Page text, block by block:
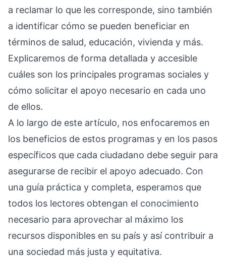
a reclamar lo que les corresponde, sino también
a identificar cómo se pueden beneficiar en
términos de salud, educación, vivienda y más.
Explicaremos de forma detallada y accesible
cuáles son los principales programas sociales y
cómo solicitar el apoyo necesario en cada uno
de ellos.
A lo largo de este artículo, nos enfocaremos en
los beneficios de estos programas y en los pasos
específicos que cada ciudadano debe seguir para
asegurarse de recibir el apoyo adecuado. Con
una guía práctica y completa, esperamos que
todos los lectores obtengan el conocimiento
necesario para aprovechar al máximo los
recursos disponibles en su país y así contribuir a
una sociedad más justa y equitativa.